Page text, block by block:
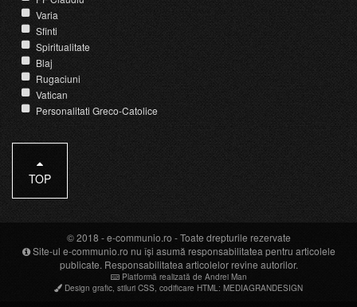
Varia
Sfinti
Spiritualitate
Blaj
Rugaciuni
Vatican
Personalitati Greco-Catolice
TOP
© 2018 -e-communio.ro - Toate drepturile rezervate
Site-ul e-communio.ro nu își asumă responsabilitatea pentru articolele
publicate. Responsabilitatea articolelor revine autorilor.
Platformă realizată de Andrei Man
Design grafic stiluri CSS codificare HTML : MEDIAGRANDESIGN